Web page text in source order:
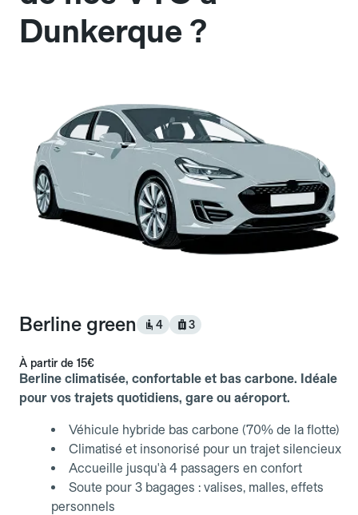
Dunkerque ?
Berline green 4 3
À partir de 15€
Berline climatisée, confortable et bas carbone. Idéale
pour vos trajets quotidiens, gare ou aéroport.
Véhicule hybride bas carbone (70% de la flotte)
Climatisé et insonorisé pour un trajet silencieux
Accueille jusqu'à 4 passagers en confort
Soute pour 3 bagages : valises, malles, effets
personnels